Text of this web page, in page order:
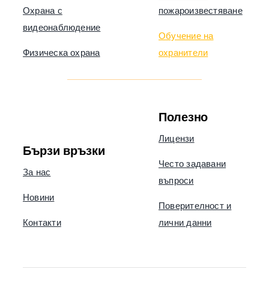
Бързи връзки
За нас
Новини
Контакти
Охрана с
видеонаблюдение
Физическа охрана
пожароизвестяване
Обучение на
охранители
Полезно
Лицензи
Често задавани
въпроси
Поверителност и
лични данни